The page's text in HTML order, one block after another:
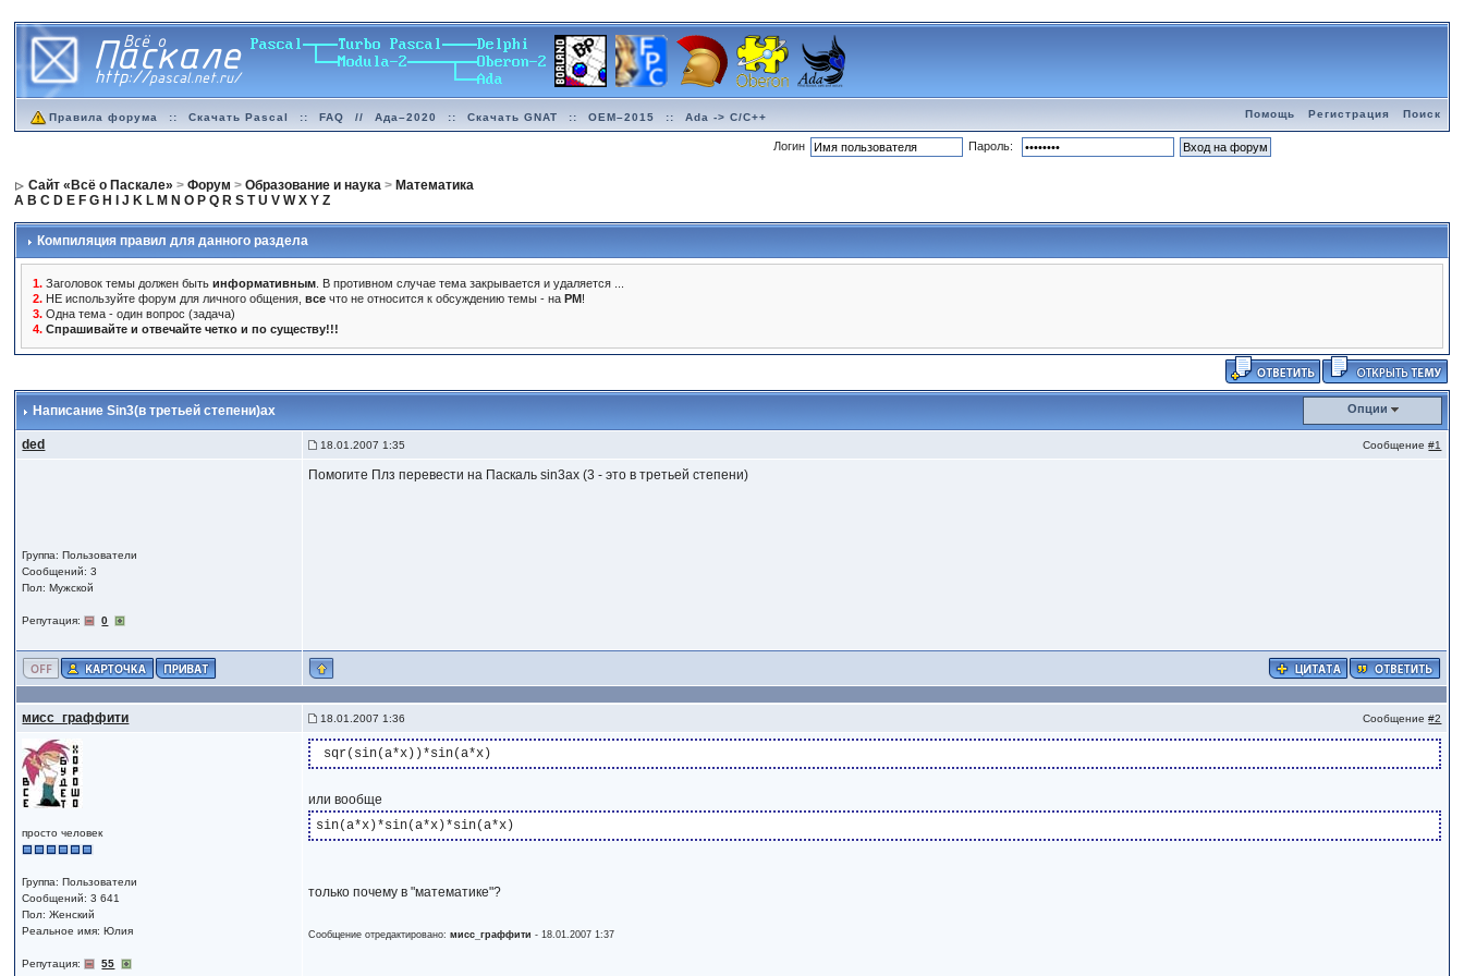
Правила форума :: Скачать Pascal :: FAQ // Ада–2020 :: Скачать GNAT :: OEM–2015 :: Ada -> C/C++ Помощь Регистрация Поиск
Логин Пароль:
Сайт «Всё о Паскале» >Форум >Образование и наука > Математика
A B C D E F G H J K L M N O P Q R S T U V W X Y Z
Компиляция правил для данного раздела
1. Заголовок темы должен бытьинформативным . В противном случае тема закрывается и удаляется ...
2. НЕ используйте форум для личного общения,все что не относится к обсуждению темы - наPM!
3. Одна тема - один вопрос (задача)
4. Спрашивайте и отвечайте четко и по существу!!!
Написание Sin3(в третьей степени)ax Опции
ded 18.01.2007 1:35 Сообщение#1
Группа: Пользователи
Сообщений: 3
Пол: Мужской
Репутация: 0
Помогите Плз перевести на Паскаль sin3ax (3 - это в третьей степени)
мисс_граффити 18.01.2007 1:36 Сообщение#2
просто человек
Группа: Пользователи
Сообщений: 3 641
Пол: Женский
Реальное имя: Юлия
Репутация: 55
или вообще
только почему в "математике"?
Сообщение отредактировано:мисс_граффити -18.01.2007 1:37